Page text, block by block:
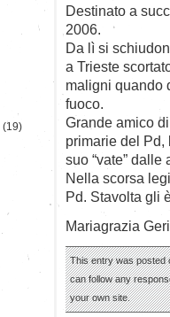
Destinato a
2006.
Da lì si
a Trieste
maligni quando
fuoco.
Grande amico
primarie del Pd,
suo “vate”
Nella scorsa
Pd. Stavolta gli
Mariagrazia
This entry was posted
can follow any
your own site.
(19)